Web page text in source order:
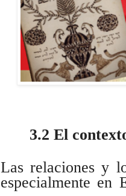
3.2 El
Las relaciones y
especialmente